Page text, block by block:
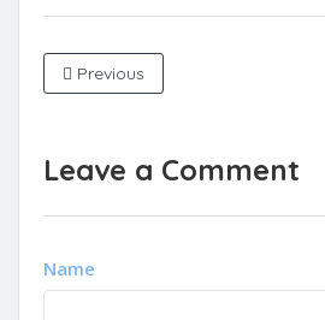
Previous
Leave a Comment
Name